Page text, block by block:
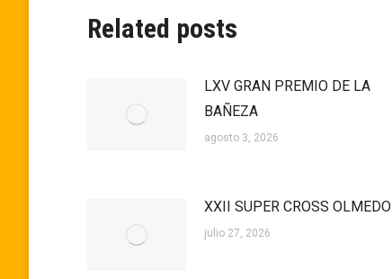
Related posts
LXV GRAN PREMIO DE LA
BAÑEZA
agosto 3, 2026
XXII SUPER CROSS OLMEDO
julio 27, 2026